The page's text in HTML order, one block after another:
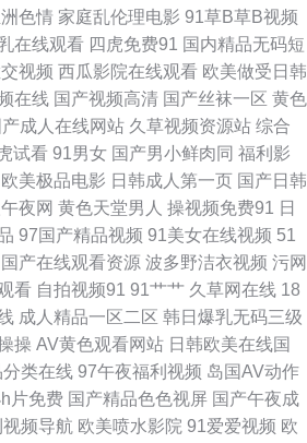
惑悠悠 香蕉伊在 欧美日韩国产成人精品 污影院
在线观看免费视频 91污秽版 AV日韩理论在线观
一区自拍 国产av网页 wwwcn欧美 91人妻天堂
国产艹艹网站 亚洲国产综合一区 91肥BB导航
也com 91视频网站在线免费观看 白浆二区欧美
花高清 99久草 91黄瓜视频在线观看 av导航国
久久 草逼网站国产 激情啪啪综合 成人福利视频
国精久久 黑丝老师给我91 探花在线少妇 欧洲
色情 家庭乱伦理电影 91草B草B视频
在线观看 四虎免费91 国内精品无码短
视频 西瓜影院在线观看 欧美做受日韩
在线 国产视频高清 国产丝袜一区 黄色
产成人在线网站 久草视频资源站 综合
试看 91男女 国产男小鲜肉同 福利影
欧美极品电影 日韩成人第一页 国产日韩
夜网 黄色天堂男人 操视频免费91 日
97国产精品视频 91美女在线视频 51
国产在线观看资源 波多野洁衣视频 污网
看 自拍视频91 91艹艹 久草网在线 18
成人精品一区二区 韩日爆乳无码三级
操 AV黄色观看网站 日韩欧美在线国
分类在线 97午夜福利视频 岛国AV动作
片免费 国产精品色色视屏 国产午夜成
频导航 欧美喷水影院 91爱爱视频 欧